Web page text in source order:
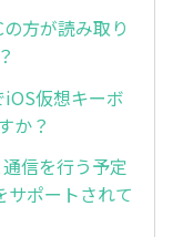
方が読み取り
仮想キーボ
か？
信を行う予定
サポートされて